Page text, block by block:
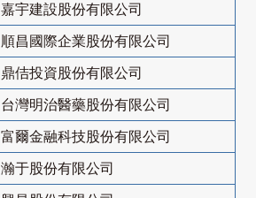
嘉宇建設股份有限公司
順昌國際企業股份有限公司
鼎佶投資股份有限公司
台灣明治醫藥股份有限公司
富爾金融科技股份有限公司
瀚于股份有限公司